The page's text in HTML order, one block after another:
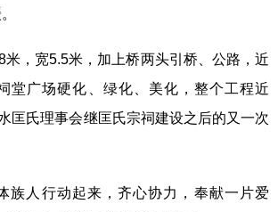
米，宽5.5米，加上桥两头引桥、公路，近
堂广场硬化、绿化、美化，整个工程近
匡氏理事会继匡氏宗祠建设之后的又一次
族人行动起来，齐心协力，奉献一片爱